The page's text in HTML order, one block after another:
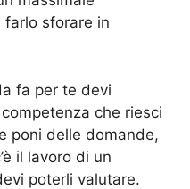
farlo sforare in
fa per te devi
che riesci
poni delle domande,
il lavoro di un
poterli valutare.